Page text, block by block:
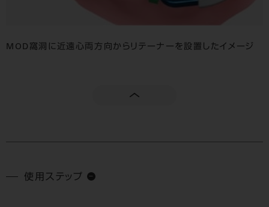
MOD窩洞に近遠心両方向からリテーナーを設置したイメージ
使用ステップ